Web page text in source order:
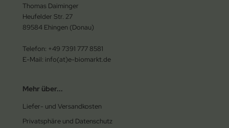
Thomas Daiminger
Heufelder Str. 27
89584 Ehingen (Donau)
Telefon: +49 7391 777 8581
E-Mail: info(at)e-biomarkt.de
Mehr über...
Liefer- und Versandkosten
Privatsphäre und Datenschutz